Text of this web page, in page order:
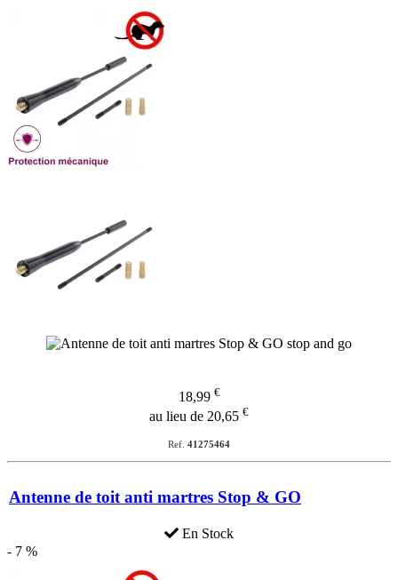
18,99 €
au lieu de 20,65 €
Ref. 41275464
Antenne de toit anti martres Stop & GO
En Stock
- 7 %